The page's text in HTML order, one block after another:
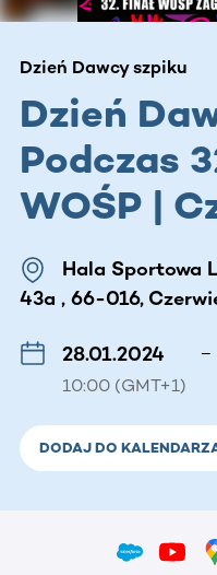
Dzień Dawcy szpiku
Dzień
Podczas
WOŚP |
Hala Sportowa
43a , 66-016,
28.01.2024
10:00 (GMT+1)
–
DODAJ DO